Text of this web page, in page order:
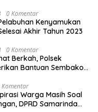
0 Komentar
Kenyamukan
Akhir Tahun 2023
0 Komentar
Berkah, Polsek
Bantuan Sembako
Komentar
Warga Masih Soal
DPRD Samarinda